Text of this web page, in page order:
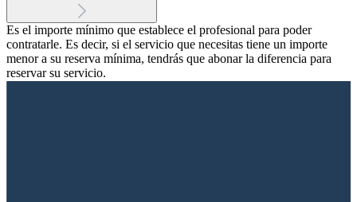
Es el importe mínimo que establece el profesional para poder
contratarle. Es decir, si el servicio que necesitas tiene un importe
menor a su reserva mínima, tendrás que abonar la diferencia para
reservar su servicio.